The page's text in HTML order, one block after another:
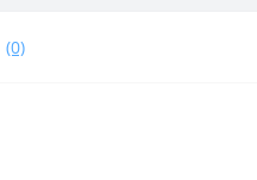
(0)